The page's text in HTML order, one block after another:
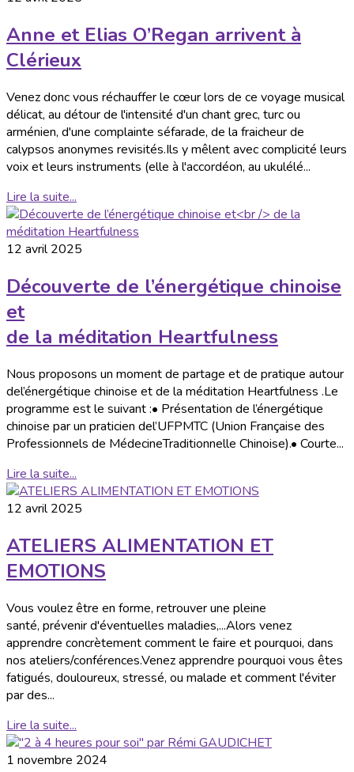
Anne et Elias O’Regan arrivent à
Clérieux
Venez donc vous réchauffer le cœur lors de ce voyage musical
délicat, au détour de l'intensité d'un chant grec, turc ou
arménien, d'une complainte séfarade, de la fraicheur de
calypsos anonymes revisités.Ils y mêlent avec complicité leurs
voix et leurs instruments (elle à l'accordéon, au ukulélé...
Lire la suite...
12 avril 2025
Découverte de l’énergétique chinoise
et
de la méditation Heartfulness
Nous proposons un moment de partage et de pratique autour
del’énergétique chinoise et de la méditation Heartfulness .Le
programme est le suivant :• Présentation de l’énergétique
chinoise par un praticien del’UFPMTC (Union Française des
Professionnels de MédecineTraditionnelle Chinoise).• Courte...
Lire la suite...
12 avril 2025
ATELIERS ALIMENTATION ET
EMOTIONS
Vous voulez être en forme, retrouver une pleine
santé, prévenir d'éventuelles maladies,...Alors venez
apprendre concrètement comment le faire et pourquoi, dans
nos ateliers/conférences.Venez apprendre pourquoi vous êtes
fatigués, douloureux, stressé, ou malade et comment l'éviter
par des...
Lire la suite...
1 novembre 2024